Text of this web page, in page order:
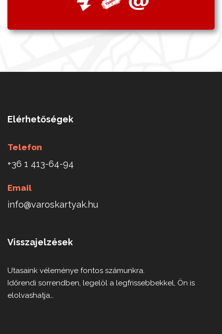
Elérhetőségek
Telefon
+36 1 413-64-94
Email
info@varoskartyak.hu
Visszajelzések
Utasaink véleménye fontos számunkra.
Időrendi sorrendben, legelöl a legfrissebbekkel, Ön is
elolvashatja…